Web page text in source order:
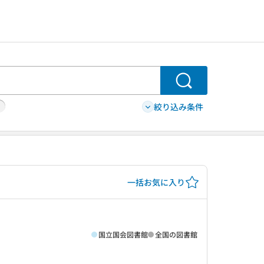
検索
絞り込み条件
一括お気に入り
国立国会図書館 全国の図書館